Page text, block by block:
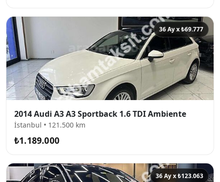
36 Ay x ₺69.777
2014 Audi A3 A3 Sportback 1.6 TDI Ambiente
İstanbul • 121.500 km
₺1.189.000
36 Ay x ₺123.063